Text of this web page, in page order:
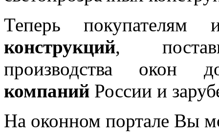
Теперь покупателям
конструкций,
производства окон
компаний России и
На оконном портале Вы